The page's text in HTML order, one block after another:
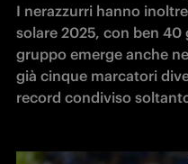
I nerazzurri hanno
solare 2025, con ben 40
gruppo emerge anche
già cinque marcatori
record condiviso